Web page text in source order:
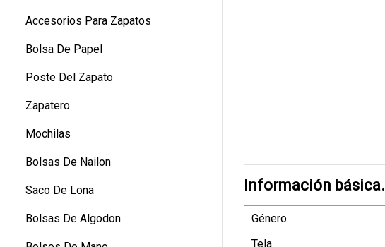
Accesorios Para Zapatos
Bolsa De Papel
Poste Del Zapato
Zapatero
Mochilas
Bolsas De Nailon
Saco De Lona
Bolsas De Algodon
Información básica.
Género
Tela